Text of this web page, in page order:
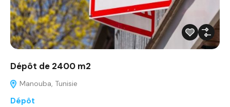
Dépôt de 2400 m2
Manouba, Tunisie
Dépôt